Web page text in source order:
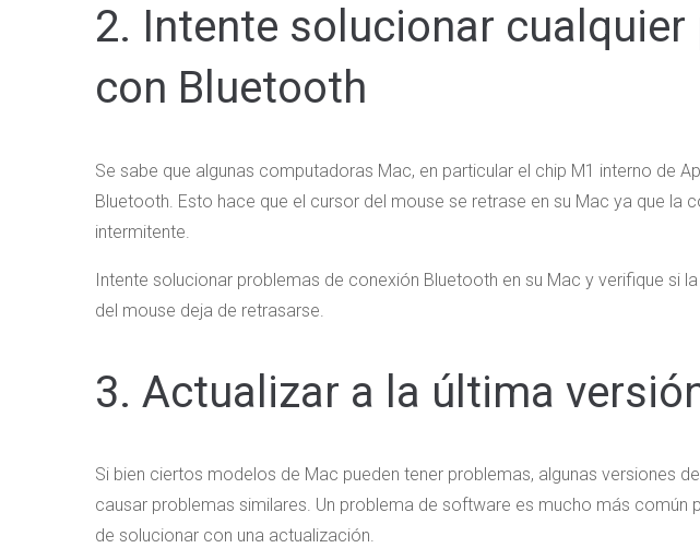
2. Intente solucionar cualquier
con Bluetooth
Se sabe que algunas computadoras Mac, en particular el chip M1 interno de
Bluetooth. Esto hace que el cursor del mouse se retrase en su Mac ya que la
intermitente.
Intente solucionar problemas de conexión Bluetooth en su Mac y verifique si
del mouse deja de retrasarse.
3. Actualizar a la última
Si bien ciertos modelos de Mac pueden tener problemas, algunas versiones
causar problemas similares. Un problema de software es mucho más común
de solucionar con una actualización.